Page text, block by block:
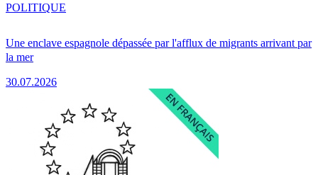
Une enclave espagnole dépassée par l'afflux de migrants arrivant par
la mer
30.07.2026
POLITIQUE